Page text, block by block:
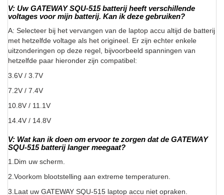
V: Uw GATEWAY SQU-515 batterij heeft verschillende
voltages voor mijn batterij. Kan ik deze gebruiken?
A: Selecteer bij het vervangen van de laptop accu altijd de batterij
met hetzelfde voltage als het origineel. Er zijn echter enkele
uitzonderingen op deze regel, bijvoorbeeld spanningen van
hetzelfde paar hieronder zijn compatibel:
3.6V / 3.7V
7.2V / 7.4V
10.8V / 11.1V
14.4V / 14.8V
V: Wat kan ik doen om ervoor te zorgen dat de GATEWAY
SQU-515 batterij langer meegaat?
1.Dim uw scherm.
2.Voorkom blootstelling aan extreme temperaturen.
3.Laat uw GATEWAY SQU-515 laptop accu niet opraken.